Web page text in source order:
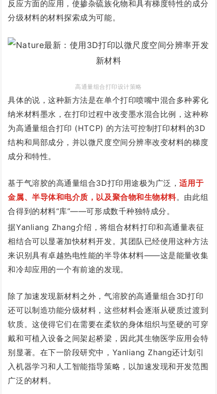
反应方面的应用，使掺杂硫族化物和具有梯度特性的成分
分级材料的材料探索成为可能。
高通量组合打印设计策略
具体的说，这种新方法是在单个打印喷嘴中混合多种雾化
纳米材料墨水，在打印过程中改变墨水混合比例，这种称
为高通量组合打印 (HTCP) 的方法可控制打印材料的3D
结构和局部成分，并以微尺度空间分辨率改变材料的梯度
成分和特性。
基于气溶胶的高通量组合3D打印用途极为广泛，适用于
金属、半导体和电介质，以及聚合物和生物材料。由此组
合得到的材料“库”——可形成数千种独特成分。
据Yanliang Zhang介绍，将组合材料打印和高通量表征
相结合可以显著加快材料开发。其团队已经使用这种方法
来识别具有卓越热电性能的半导体材料——这是能量收集
和冷却应用的一个有前途的发现。
除了加速发现新材料之外，气溶胶的高通量组合3D打印
还可以制造功能分级材料，这些材料会逐渐从硬质过渡到
软质。这使得它们在需要在柔软的身体组织与坚硬的可穿
戴和可植入设备之间架起桥梁，因此其生物医学应用会特
别显著。 在下一阶段研究中，Yanliang Zhang还计划引
入机器学习和人工智能指导策略，以加速发现和开发范围
广泛的材料。